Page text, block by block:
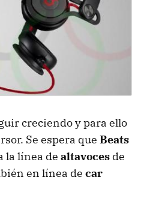
creciendo y para ello
Se espera que Beats
la línea de altavoces de
en línea de car